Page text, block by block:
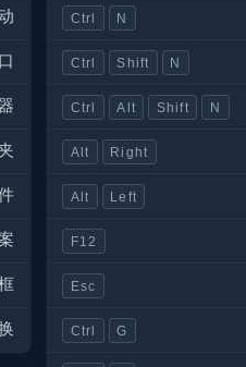
Ctrl N
Ctrl Shift N
Ctrl Alt Shift N
Alt Right
Alt Left
F12
Esc
Ctrl G